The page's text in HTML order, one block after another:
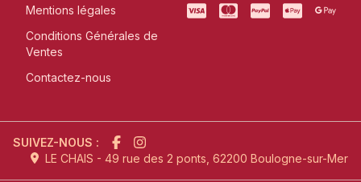
Mentions légales
Conditions Générales de
Ventes
Contactez-nous
SUIVEZ-NOUS :
LE CHAIS - 49 rue des 2 ponts, 62200 Boulogne-sur-Mer